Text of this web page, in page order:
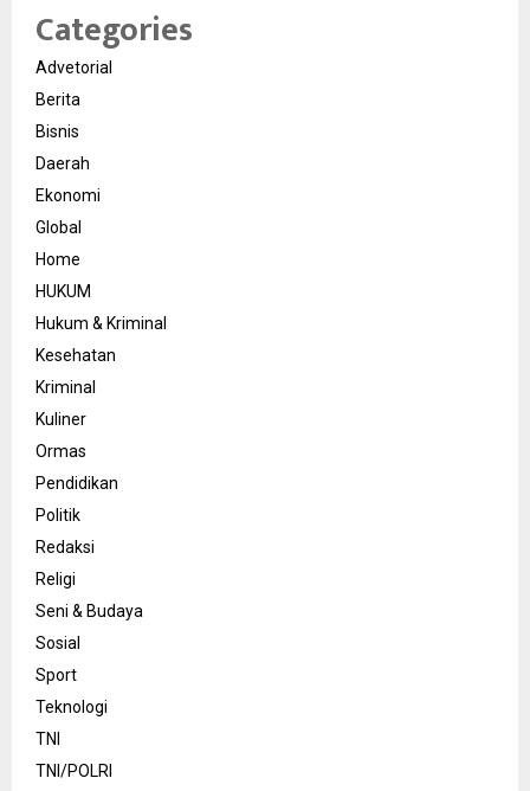
Categories
Advetorial
Berita
Bisnis
Daerah
Ekonomi
Global
Home
HUKUM
Hukum & Kriminal
Kesehatan
Kriminal
Kuliner
Ormas
Pendidikan
Politik
Redaksi
Religi
Seni & Budaya
Sosial
Sport
Teknologi
TNI
TNI/POLRI